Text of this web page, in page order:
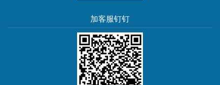
加客服钉钉